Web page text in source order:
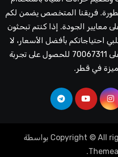
فريقنا المتخصص يضمن لكم
معايير الجودة. إذا كنتم تبحثون
احتياجاتكم بأفضل الأسعار، لا
تترددوا في الاتصال بنا اليوم على 70067311 للحصول على تجربة
في قطر.
Copyright © All بواسطة
.